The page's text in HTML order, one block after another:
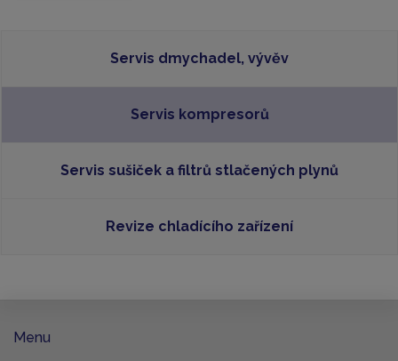
Servis dmychadel, vývěv
Servis kompresorů
Servis sušiček a filtrů stlačených plynů
Revize chladícího zařízení
Menu